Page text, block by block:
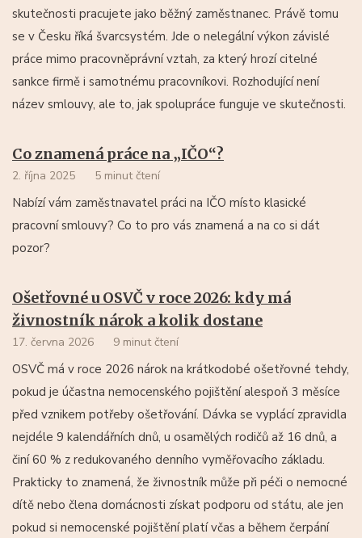
skutečnosti pracujete jako běžný zaměstnanec. Právě tomu
se v Česku říká švarcsystém. Jde o nelegální výkon závislé
práce mimo pracovněprávní vztah, za který hrozí citelné
sankce firmě i samotnému pracovníkovi. Rozhodující není
název smlouvy, ale to, jak spolupráce funguje ve skutečnosti.
Co znamená práce na „IČO“?
2. října 2025 5 minut čtení
Nabízí vám zaměstnavatel práci na IČO místo klasické
pracovní smlouvy? Co to pro vás znamená a na co si dát
pozor?
Ošetřovné u OSVČ v roce 2026: kdy má
živnostník nárok a kolik dostane
17. června 2026 9 minut čtení
OSVČ má v roce 2026 nárok na krátkodobé ošetřovné tehdy,
pokud je účastna nemocenského pojištění alespoň 3 měsíce
před vznikem potřeby ošetřování. Dávka se vyplácí zpravidla
nejdéle 9 kalendářních dnů, u osamělých rodičů až 16 dnů, a
činí 60 % z redukovaného denního vyměřovacího základu.
Prakticky to znamená, že živnostník může při péči o nemocné
dítě nebo člena domácnosti získat podporu od státu, ale jen
pokud si nemocenské pojištění platí včas a během čerpání